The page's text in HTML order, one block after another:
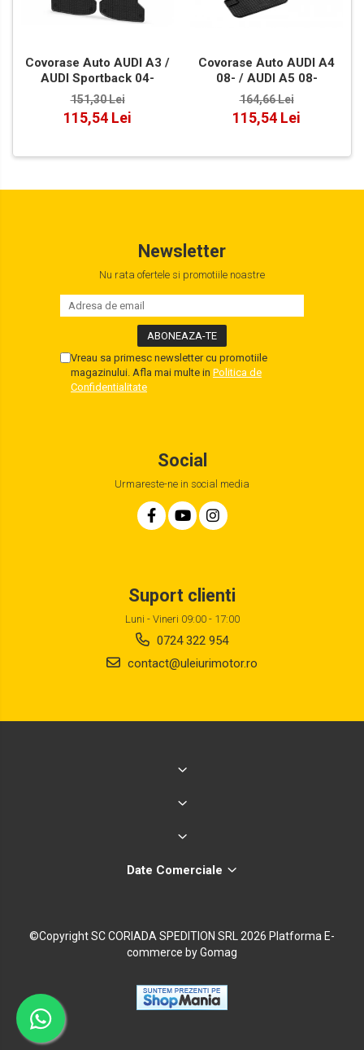
Covorase Auto AUDI A3 /
AUDI Sportback 04-
151,30 Lei
115,54 Lei
Covorase Auto AUDI A4
08- / AUDI A5 08-
164,66 Lei
115,54 Lei
Newsletter
Nu rata ofertele si promotiile noastre
Vreau sa primesc newsletter cu promotiile
magazinului. Afla mai multe in Politica de
Confidentialitate
Social
Urmareste-ne in social media
Suport clienti
Luni - Vineri 09:00 - 17:00
0724 322 954
contact@uleiurimotor.ro
Date Comerciale
©Copyright SC CORIADA SPEDITION SRL 2026 Platforma E-
commerce by Gomag